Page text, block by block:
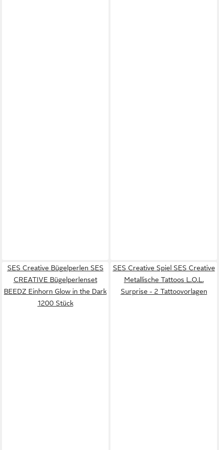
SES Creative Bügelperlen SES
CREATIVE Bügelperlenset
BEEDZ Einhorn Glow in the Dark
1200 Stück
SES Creative Spiel SES Creative
Metallische Tattoos L.O.L.
Surprise - 2 Tattoovorlagen